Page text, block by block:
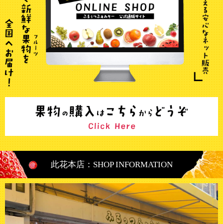
此花本店：SHOP INFORMATION